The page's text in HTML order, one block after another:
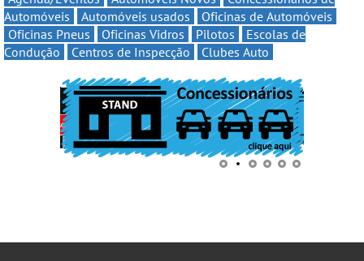
Automóveis
Automóveis usados
Oficinas de Automóveis
Oficinas Pneus
Oficinas Vidros Pilotos
Escolas de
Condução
Centros de Inspecção Clubes Auto